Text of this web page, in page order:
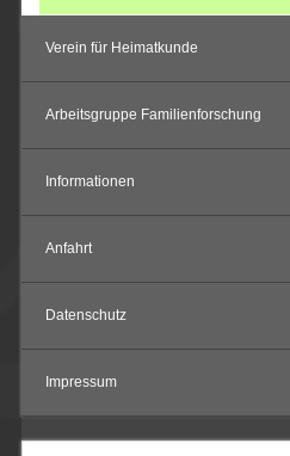
Verein für Heimatkunde
Arbeitsgruppe Familienforschung
Informationen
Anfahrt
Datenschutz
Impressum